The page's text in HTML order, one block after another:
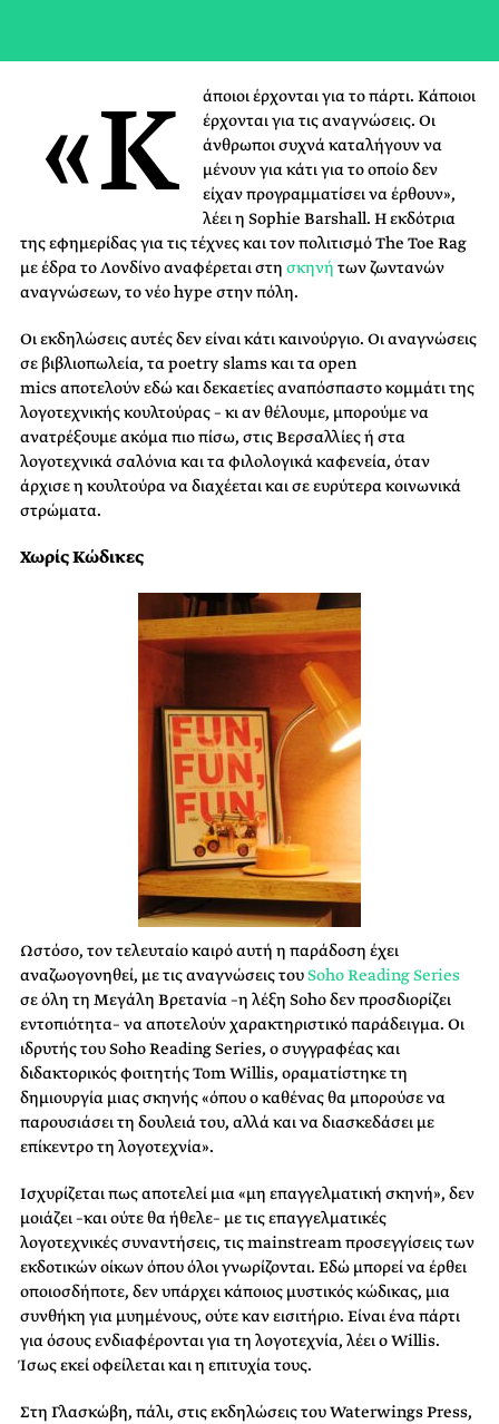
«Κ
άποιοι έρχονται για το πάρτι. Κάποιοι
έρχονται για τις αναγνώσεις. Οι
άνθρωποι συχνά καταλήγουν να
μένουν για κάτι για το οποίο δεν
είχαν προγραμματίσει να έρθουν»,
λέει η Sophie Barshall. H εκδότρια
της εφημερίδας για τις τέχνες και τον πολιτισμό The Toe Rag
με έδρα το Λονδίνο αναφέρεται στη σκηνή των ζωντανών
αναγνώσεων, το νέο hype στην πόλη.
Οι εκδηλώσεις αυτές δεν είναι κάτι καινούργιο. Οι αναγνώσεις
σε βιβλιοπωλεία, τα poetry slams και τα open
mics αποτελούν εδώ και δεκαετίες αναπόσπαστο κομμάτι της
λογοτεχνικής κουλτούρας – κι αν θέλουμε, μπορούμε να
ανατρέξουμε ακόμα πιο πίσω, στις Βερσαλλίες ή στα
λογοτεχνικά σαλόνια και τα φιλολογικά καφενεία, όταν
άρχισε η κουλτούρα να διαχέεται και σε ευρύτερα κοινωνικά
στρώματα.
Χωρίς Κώδικες
Ωστόσο, τον τελευταίο καιρό αυτή η παράδοση έχει
αναζωογονηθεί, με τις αναγνώσεις τουSoho Reading Series
σε όλη τη Μεγάλη Βρετανία –η λέξη Soho δεν προσδιορίζει
εντοπιότητα– να αποτελούν χαρακτηριστικό παράδειγμα. Οι
ιδρυτής του Soho Reading Series, ο συγγραφέας και
διδακτορικός φοιτητής Tom Willis, οραματίστηκε τη
δημιουργία μιας σκηνής «όπου ο καθένας θα μπορούσε να
παρουσιάσει τη δουλειά του, αλλά και να διασκεδάσει με
επίκεντρο τη λογοτεχνία».
Ισχυρίζεται πως αποτελεί μια «μη επαγγελματική σκηνή», δεν
μοιάζει –και ούτε θα ήθελε– με τις επαγγελματικές
λογοτεχνικές συναντήσεις, τις mainstream προσεγγίσεις των
εκδοτικών οίκων όπου όλοι γνωρίζονται. Εδώ μπορεί να έρθει
οποιοσδήποτε, δεν υπάρχει κάποιος μυστικός κώδικας, μια
συνθήκη για μυημένους, ούτε καν εισιτήριο. Είναι ένα πάρτι
για όσους ενδιαφέρονται για τη λογοτεχνία, λέει ο Willis.
Ίσως εκεί οφείλεται και η επιτυχία τους.
Στη Γλασκώβη, πάλι, στις εκδηλώσεις του Waterwings Press,